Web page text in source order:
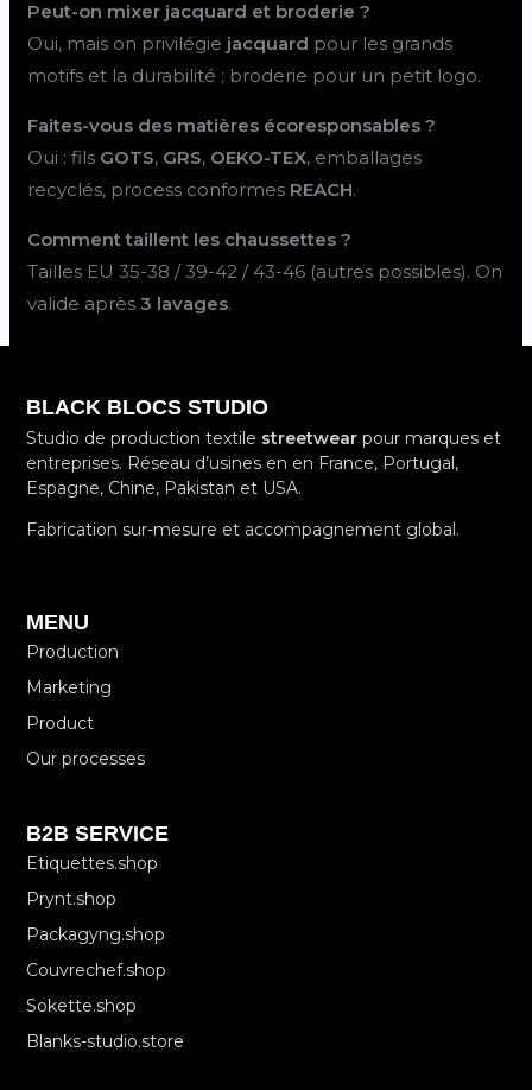
Peut-on mixer jacquard et broderie ?
Oui, mais on privilégie jacquard pour les grands
motifs et la durabilité ; broderie pour un petit logo.
Faites-vous des matières écoresponsables ?
Oui : fils GOTS, GRS, OEKO-TEX, emballages
recyclés, process conformes REACH.
Comment taillent les chaussettes ?
Tailles EU 35-38 / 39-42 / 43-46 (autres possibles). On
valide après3 lavages.
BLACK BLOCS STUDIO
Studio de production textile streetwear pour marques et
entreprises. Réseau d’usines en en France, Portugal,
Espagne, Chine, Pakistan et USA.
Fabrication sur-mesure et accompagnement global.
MENU
Production
Marketing
Product
Our processes
B2B SERVICE
Etiquettes.shop
Prynt.shop
Packagyng.shop
Couvrechef.shop
Sokette.shop
Blanks-studio.store